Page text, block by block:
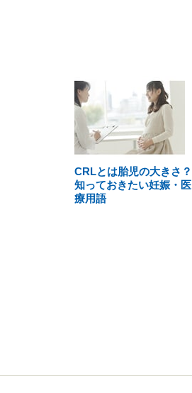
CRLとは胎児の大きさ？
知っておきたい妊娠・医
療用語